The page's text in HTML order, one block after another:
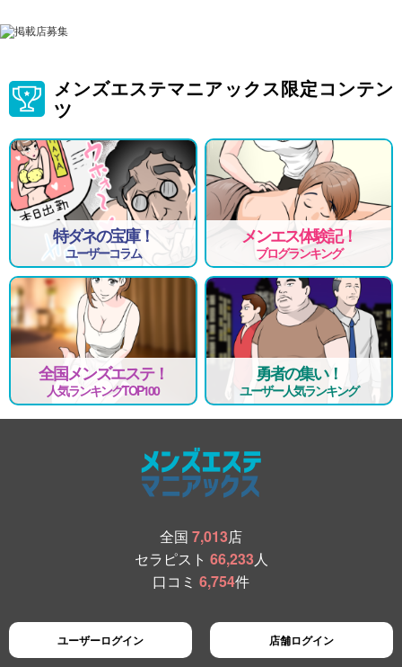
メンズエステマニアックス限定コンテン
ツ
特ダネの宝庫！
ユーザーコラム
メンエス体験記！
ブログランキング
全国メンズエステ！
人気ランキングTOP100
勇者の集い！
ユーザー人気ランキング
全国 7,013店
セラピスト 66,233人
口コミ 6,754件
ユーザーログイン 店舗ログイン